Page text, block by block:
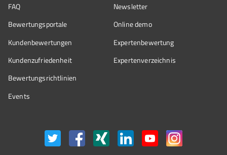
FAQ
Bewertungsportale
Kundenbewertungen
Kundenzufriedenheit
Bewertungs­richtlinien
Events
Newsletter
Online demo
Expertenbewertung
Expertenverzeichnis